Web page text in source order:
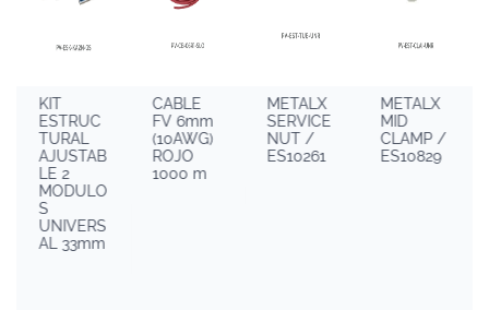
KIT
ESTRUC
TURAL
AJUSTAB
LE 2
MODULO
S
UNIVERS
AL 33mm
CABLE
FV 6mm
(10AWG)
ROJO
1000 m
METALX
SERVICE
NUT /
ES10261
METALX
MID
CLAMP /
ES10829